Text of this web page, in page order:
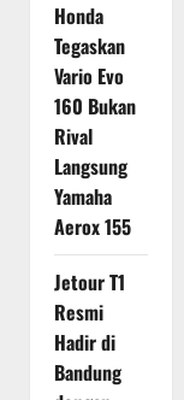
Honda
Tegaskan
Vario Evo
160 Bukan
Rival
Langsung
Yamaha
Aerox 155
Jetour T1
Resmi
Hadir di
Bandung